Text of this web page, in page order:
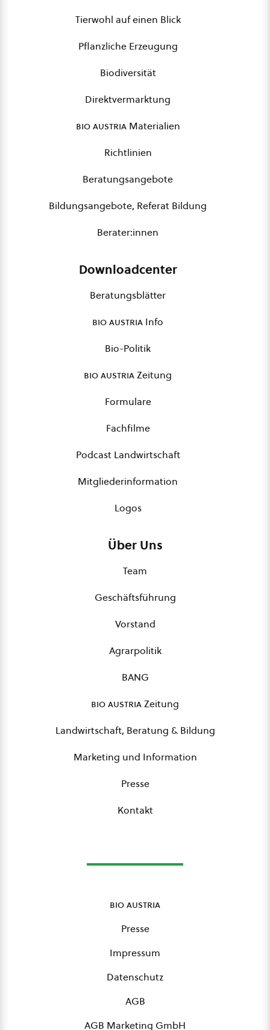
Tierwohl auf einen Blick
Pflanzliche Erzeugung
Biodiversität
Direktvermarktung
bio austriaMaterialien
Richtlinien
Beratungsangebote
Bildungsangebote, Referat Bildung
Berater:innen
Downloadcenter
Beratungsblätter
bio austria Info
Bio-Politik
bio austriaZeitung
Formulare
Fachfilme
Podcast Landwirtschaft
Mitgliederinformation
Logos
Über Uns
Team
Geschäftsführung
Vorstand
Agrarpolitik
BANG
bio austriaZeitung
Landwirtschaft, Beratung & Bildung
Marketing und Information
Presse
Kontakt
bio austria
Presse
Impressum
Datenschutz
AGB
AGB Marketing GmbH